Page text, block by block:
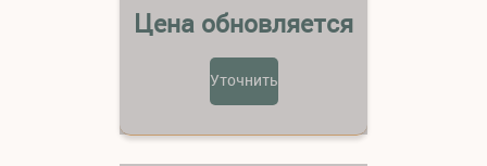
Цена обновляется
Уточнить